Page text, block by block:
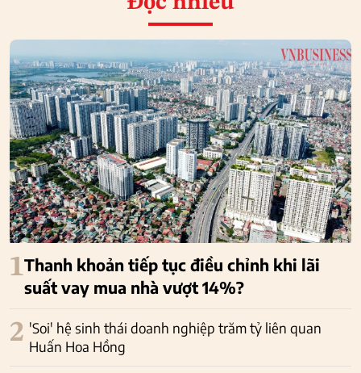
1Thanh khoản tiếp tục điều chỉnh khi lãi
suất vay mua nhà vượt 14%?
2 'Soi' hệ sinh thái doanh nghiệp trăm tỷ liên quan
Huấn Hoa Hồng